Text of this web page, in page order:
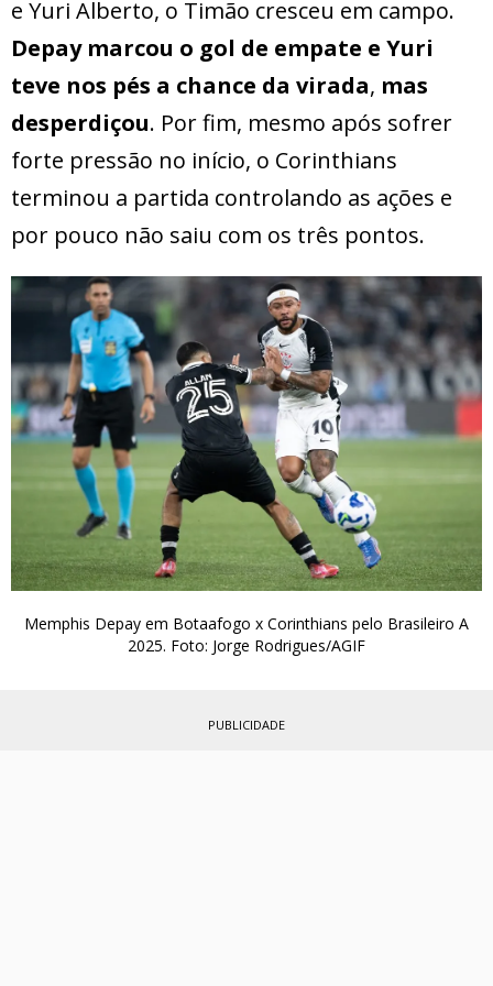
e Yuri Alberto, o Timão cresceu em campo.
Depay marcou o gol de empate e Yuri
teve nos pés a chance da virada, mas
desperdiçou. Por fim, mesmo após sofrer
forte pressão no início, o Corinthians
terminou a partida controlando as ações e
por pouco não saiu com os três pontos.
Memphis Depay em Botaafogo x Corinthians pelo Brasileiro A
2025. Foto: Jorge Rodrigues/AGIF
PUBLICIDADE